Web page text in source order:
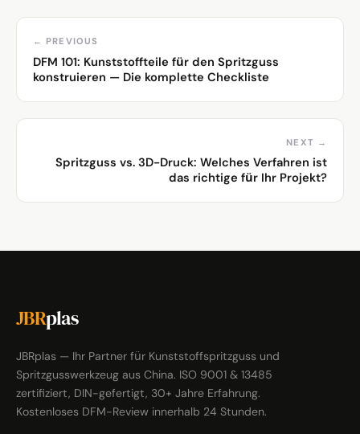
← PREVIOUS
DFM 101: Kunststoffteile für den Spritzguss
konstruieren — Die komplette Checkliste
NEXT →
Spritzguss vs. 3D-Druck: Welches Verfahren ist
das richtige für Ihr Projekt?
JBRplas
JBRplas — Ihr Partner für Kunststoffspritzguss und
Spritzgusswerkzeug aus China. ISO 9001 & 13485
zertifiziert, DIN-gefertigt, 30+ Jahre Erfahrung.
Kostenloses DFM-Review innerhalb 24 Stunden.